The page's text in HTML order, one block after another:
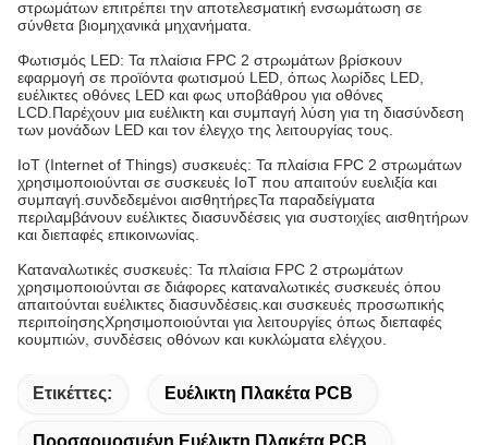
στρωμάτων επιτρέπει την αποτελεσματική ενσωμάτωση σε
σύνθετα βιομηχανικά μηχανήματα.
Φωτισμός LED: Τα πλαίσια FPC 2 στρωμάτων βρίσκουν
εφαρμογή σε προϊόντα φωτισμού LED, όπως λωρίδες LED,
ευέλικτες οθόνες LED και φως υποβάθρου για οθόνες
LCD.Παρέχουν μια ευέλικτη και συμπαγή λύση για τη διασύνδεση
των μονάδων LED και τον έλεγχο της λειτουργίας τους.
IoT (Internet of Things) συσκευές: Τα πλαίσια FPC 2 στρωμάτων
χρησιμοποιούνται σε συσκευές IoT που απαιτούν ευελιξία και
συμπαγή.συνδεδεμένοι αισθητήρεςΤα παραδείγματα
περιλαμβάνουν ευέλικτες διασυνδέσεις για συστοιχίες αισθητήρων
και διεπαφές επικοινωνίας.
Καταναλωτικές συσκευές: Τα πλαίσια FPC 2 στρωμάτων
χρησιμοποιούνται σε διάφορες καταναλωτικές συσκευές όπου
απαιτούνται ευέλικτες διασυνδέσεις.και συσκευές προσωπικής
περιποίησηςΧρησιμοποιούνται για λειτουργίες όπως διεπαφές
κουμπιών, συνδέσεις οθόνων και κυκλώματα ελέγχου.
Ετικέττες: Ευέλικτη Πλακέτα PCB
Προσαρμοσμένη Ευέλικτη Πλακέτα PCB